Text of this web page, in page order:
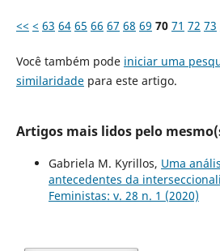
<< < 63 64 65 66 67 68 69 70 71 72 73
Você também pode iniciar uma
similaridadepara este artigo.
Artigos mais lidos pelo
Gabriela M. Kyrillos, Uma
antecedentes da
Feministas: v. 28 n. 1 (2020)